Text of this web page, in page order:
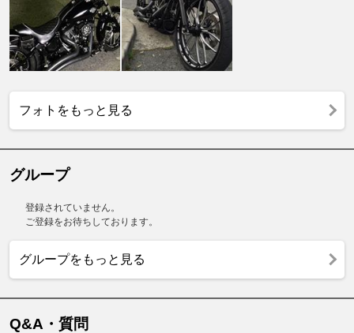
フォトをもっと見る
グループ
登録されていません。
ご登録をお待ちしております。
グループをもっと見る
Q&A・質問